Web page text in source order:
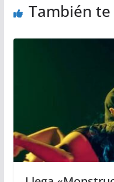
También